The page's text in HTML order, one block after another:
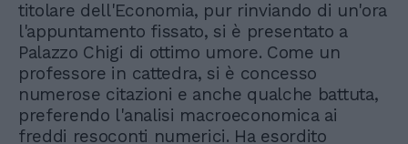
titolare dell'Economia, pur rinviando di un'ora
l'appuntamento fissato, si è presentato a
Palazzo Chigi di ottimo umore. Come un
professore in cattedra, si è concesso
numerose citazioni e anche qualche battuta,
preferendo l'analisi macroeconomica ai
freddi resoconti numerici. Ha esordito